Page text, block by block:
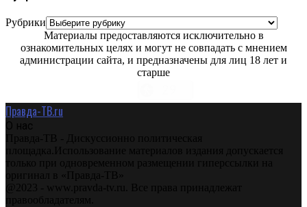
Рубрики
Материалы предоставляются исключительно в
ознакомительных целях и могут не совпадать с мнением
администрации сайта, и предназначены для лиц 18 лет и
старше
Правда-ТВ.ru
О нас
Правда-ТВ - Дискуссионно политическая
площадка.Использование материалов издания допускается
только при одновременном размещении гиперссылки на
оригинал в «Правда-ТВ»
@2023 - www.pravda-tv.ru. Все права принадлежат
правообладателям.